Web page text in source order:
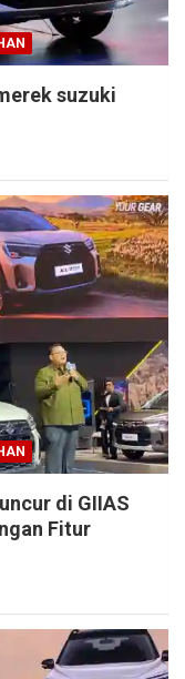
suzuki
di GIIAS
Fitur